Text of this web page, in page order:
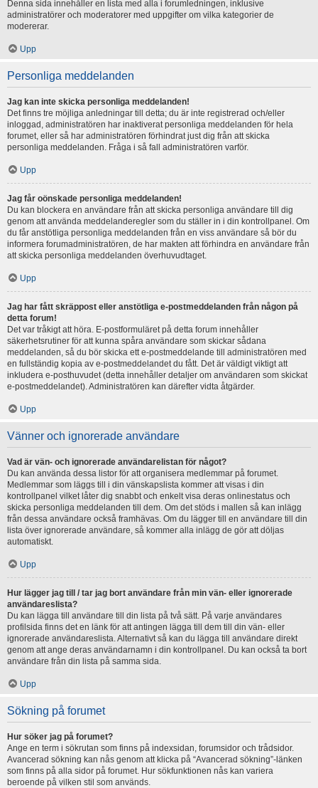
Denna sida innehåller en lista med alla i forumledningen, inklusive
administratörer och moderatorer med uppgifter om vilka kategorier de
modererar.
Upp
Personliga meddelanden
Jag kan inte skicka personliga meddelanden!
Det finns tre möjliga anledningar till detta; du är inte registrerad och/eller
inloggad, administratören har inaktiverat personliga meddelanden för hela
forumet, eller så har administratören förhindrat just dig från att skicka
personliga meddelanden. Fråga i så fall administratören varför.
Upp
Jag får oönskade personliga meddelanden!
Du kan blockera en användare från att skicka personliga användare till dig
genom att använda meddelanderegler som du ställer in i din kontrollpanel. Om
du får anstötliga personliga meddelanden från en viss användare så bör du
informera forumadministratören, de har makten att förhindra en användare från
att skicka personliga meddelanden överhuvudtaget.
Upp
Jag har fått skräppost eller anstötliga e-postmeddelanden från någon på
detta forum!
Det var tråkigt att höra. E-postformuläret på detta forum innehåller
säkerhetsrutiner för att kunna spåra användare som skickar sådana
meddelanden, så du bör skicka ett e-postmeddelande till administratören med
en fullständig kopia av e-postmeddelandet du fått. Det är väldigt viktigt att
inkludera e-posthuvudet (detta innehåller detaljer om användaren som skickat
e-postmeddelandet). Administratören kan därefter vidta åtgärder.
Upp
Vänner och ignorerade användare
Vad är vän- och ignorerade användarelistan för något?
Du kan använda dessa listor för att organisera medlemmar på forumet.
Medlemmar som läggs till i din vänskapslista kommer att visas i din
kontrollpanel vilket låter dig snabbt och enkelt visa deras onlinestatus och
skicka personliga meddelanden till dem. Om det stöds i mallen så kan inlägg
från dessa användare också framhävas. Om du lägger till en användare till din
lista över ignorerade användare, så kommer alla inlägg de gör att döljas
automatiskt.
Upp
Hur lägger jag till / tar jag bort användare från min vän- eller ignorerade
användareslista?
Du kan lägga till användare till din lista på två sätt. På varje användares
profilsida finns det en länk för att antingen lägga till dem till din vän- eller
ignorerade användareslista. Alternativt så kan du lägga till användare direkt
genom att ange deras användarnamn i din kontrollpanel. Du kan också ta bort
användare från din lista på samma sida.
Upp
Sökning på forumet
Hur söker jag på forumet?
Ange en term i sökrutan som finns på indexsidan, forumsidor och trådsidor.
Avancerad sökning kan nås genom att klicka på “Avancerad sökning”-länken
som finns på alla sidor på forumet. Hur sökfunktionen nås kan variera
beroende på vilken stil som används.